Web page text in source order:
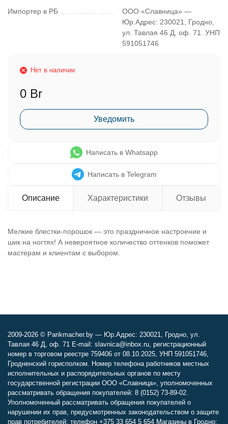
Импортер в РБ
ООО «Славница» —
Юр.Адрес: 230021, Гродно,
ул. Тавлая 46 Д, оф. 71. УНП
591051746
Нет в наличии
0 Br
Уведомить
Написать в Whatsapp
Написать в Telegram
Описание Характеристики Отзывы
Мелкие блестки-порошок — это праздничное настроение и
шик на ногтях! А невероятное количество оттенков поможет
мастерам и клиентам с выбором.
2009-2026 © Parikmacher.by — Юр.Адрес: 230021, Гродно, ул.
Тавлая 46 Д, оф. 71 E-mail: slavnica@inbox.ru, регистрационный
номер в торговом реестре 759406 от 08.10.2025, УНП 591051746,
Гродненский горисполком. Номер телефона работников местных
исполнительных и распорядительных органов по месту
государственной регистрации ООО «Славница», уполномоченных
рассматривать обращения покупателей: 8 (0152) 73-89-02.
Уполномоченный рассматривать обращения покупателей о
нарушении их прав, предусмотренных законодательством о защите
прав потребителей: телефон +375 33 654 5 654 Магазины в Гродно: